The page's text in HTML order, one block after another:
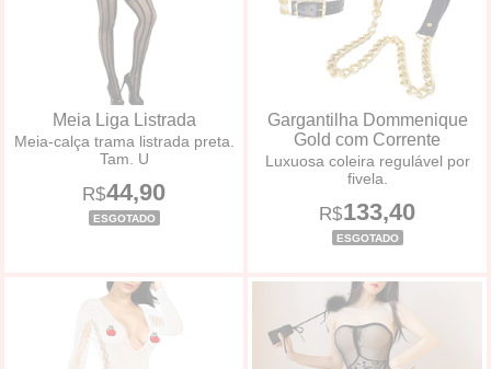
Meia Liga Listrada
Meia-calça trama listrada preta.
Tam. U
R$44,90
ESGOTADO
Gargantilha Dommenique
Gold com Corrente
Luxuosa coleira regulável por
fivela.
R$133,40
ESGOTADO